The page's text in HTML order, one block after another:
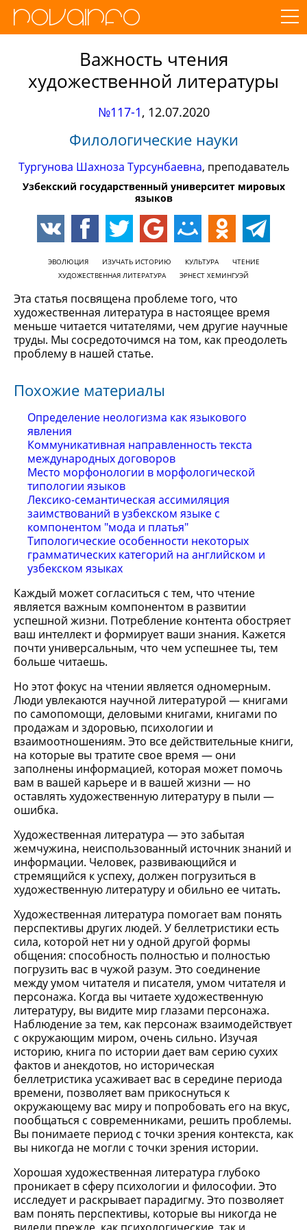
Важность чтения
художественной литературы
№117-1, 12.07.2020
Филологические науки
Тургунова Шахноза Турсунбаевна, преподаватель
Узбекский государственный университет мировых
языков
ЭВОЛЮЦИЯ ИЗУЧАТЬ ИСТОРИЮ КУЛЬТУРА
ЧТЕНИЕ
ХУДОЖЕСТВЕННАЯ ЛИТЕРАТУРА
ЭРНЕСТ ХЕМИНГУЭЙ
Эта статья посвящена проблеме того, что
художественная литература в настоящее время
меньше читается читателями, чем другие научные
труды. Мы сосредоточимся на том, как преодолеть
проблему в нашей статье.
Похожие материалы
Определение неологизма как языкового
явления
Коммуникативная направленность текста
международных договоров
Место морфонологии в морфологической
типологии языков
Лексико-семантическая ассимиляция
заимствований в узбекском языке с
компонентом "мода и платья"
Типологические особенности некоторых
грамматических категорий на английском и
узбекском языках
Каждый может согласиться с тем, что чтение
является важным компонентом в развитии
успешной жизни. Потребление контента обостряет
ваш интеллект и формирует ваши знания. Кажется
почти универсальным, что чем успешнее ты, тем
больше читаешь.
Но этот фокус на чтении является одномерным.
Люди увлекаются научной литературой — книгами
по самопомощи, деловыми книгами, книгами по
продажам и здоровью, психологии и
взаимоотношениям. Это все действительные книги,
на которые вы тратите свое время — они
заполнены информацией, которая может помочь
вам в вашей карьере и в вашей жизни — но
оставлять художественную литературу в пыли —
ошибка.
Художественная литература — это забытая
жемчужина, неиспользованный источник знаний и
информации. Человек, развивающийся и
стремящийся к успеху, должен погрузиться в
художественную литературу и обильно ее читать.
Художественная литература помогает вам понять
перспективы других людей. У беллетристики есть
сила, которой нет ни у одной другой формы
общения: способность полностью и полностью
погрузить вас в чужой разум. Это соединение
между умом читателя и писателя, умом читателя и
персонажа. Когда вы читаете художественную
литературу, вы видите мир глазами персонажа.
Наблюдение за тем, как персонаж взаимодействует
с окружающим миром, очень сильно. Изучая
историю, книга по истории дает вам серию сухих
фактов и анекдотов, но историческая
беллетристика усаживает вас в середине периода
времени, позволяет вам прикоснуться к
окружающему вас миру и попробовать его на вкус,
пообщаться с современниками, решить проблемы.
Вы понимаете период с точки зрения контекста, как
вы никогда не могли с точки зрения истории.
Хорошая художественная литература глубоко
проникает в сферу психологии и философии. Это
исследует и раскрывает парадигму. Это позволяет
вам понять перспективы, которые вы никогда не